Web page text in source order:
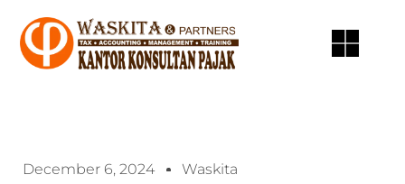
December 6, 2024 Waskita